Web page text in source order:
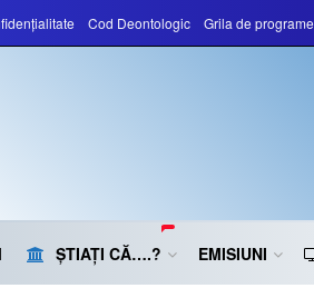
Cod Deontologic Grila de programe
ȘTIAȚI CĂ….? EMISIUNI